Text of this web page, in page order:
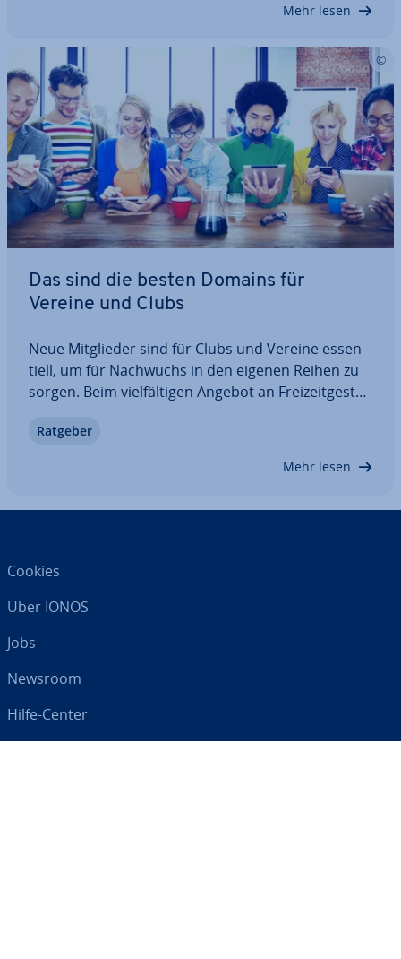
Mehr lesen
Das sind die besten Domains für
Vereine und Clubs
Neue Mit­glie­der sind für Clubs und Vereine es­sen­
ti­ell, um für Nachwuchs in den eigenen Reihen zu
sorgen. Beim viel­fäl­ti­gen Angebot an Frei­zeit­ge­stal­
wichtig, bei Such­an­fra­gen gefunden zu werden
Ratgeber
Mehr lesen
Cookies
Über IONOS
Jobs
Newsroom
Hilfe-Center